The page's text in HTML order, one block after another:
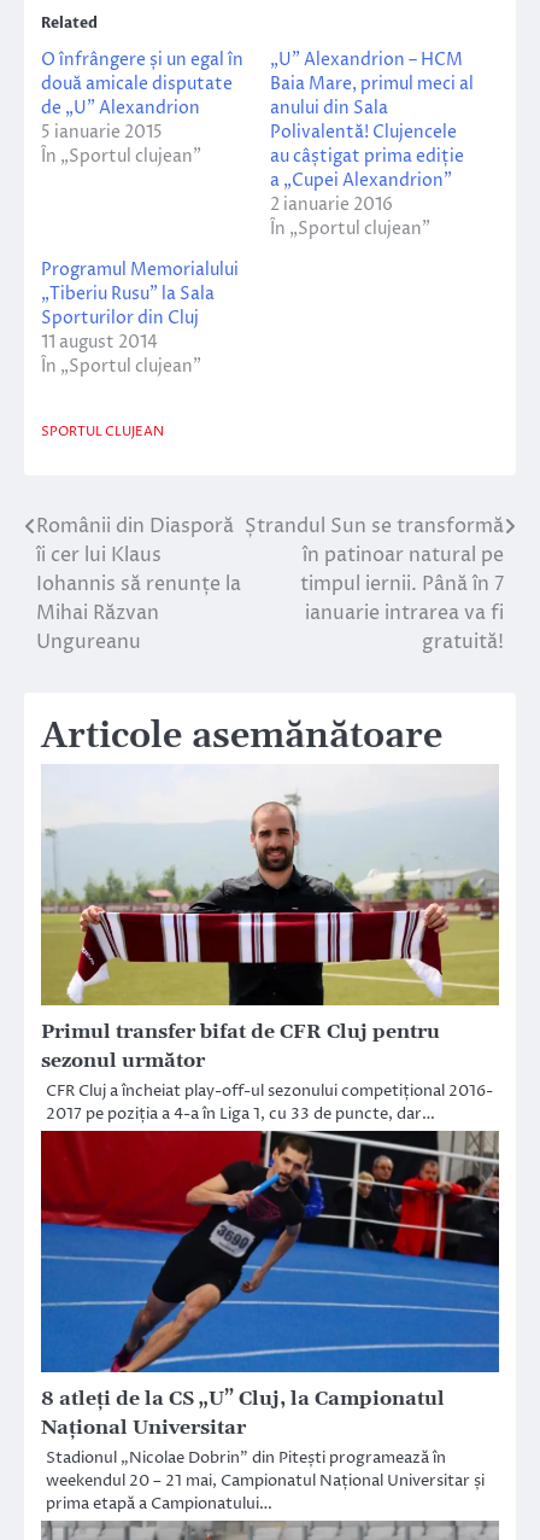
Related
O înfrângere și un egal în
două amicale disputate
de „U” Alexandrion
5 ianuarie 2015
În „Sportul clujean”
„U” Alexandrion – HCM
Baia Mare, primul meci al
anului din Sala
Polivalentă! Clujencele
au câștigat prima ediție
a „Cupei Alexandrion”
2 ianuarie 2016
În „Sportul clujean”
Programul Memorialului
„Tiberiu Rusu” la Sala
Sporturilor din Cluj
11 august 2014
În „Sportul clujean”
SPORTUL CLUJEAN
Navigare
în
articole
Românii din Diasporă
îi cer lui Klaus
Iohannis să renunțe la
Mihai Răzvan
Ungureanu
Ștrandul Sun se transformă
în patinoar natural pe
timpul iernii. Până în 7
ianuarie intrarea va fi
gratuită!
Articole asemănătoare
Primul transfer bifat de CFR Cluj pentru
sezonul următor
CFR Cluj a încheiat play-off-ul sezonului competițional 2016-
2017 pe poziția a 4-a în Liga 1, cu 33 de puncte, dar…
8 atleți de la CS „U” Cluj, la Campionatul
Național Universitar
Stadionul „Nicolae Dobrin” din Pitești programează în
weekendul 20 – 21 mai, Campionatul Național Universitar și
prima etapă a Campionatului…